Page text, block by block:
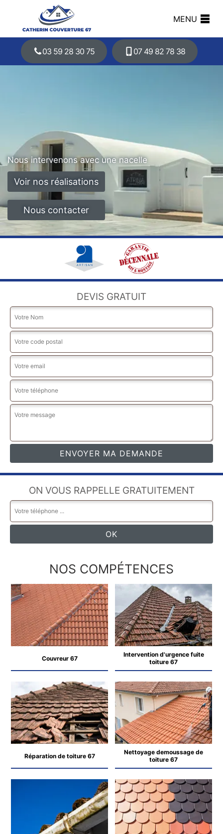
MENU
03 59 28 30 75 07 49 82 78 38
Nous intervenons avec une nacelle
Voir nos réalisations
Nous contacter
DEVIS GRATUIT
ON VOUS RAPPELLE GRATUITEMENT
NOS COMPÉTENCES
Couvreur 67
Intervention d'urgence fuite
toiture 67
Réparation de toiture 67
Nettoyage demoussage de
toiture 67